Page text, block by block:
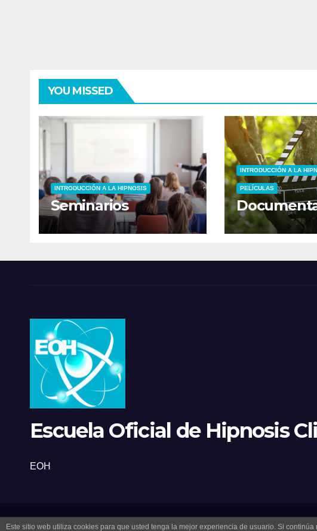
YOU MISSED
INTRODUCCIÓN A LA HIPNOSIS
Seminarios
INTRODUCCIÓN A LA
PELÍCULAS
Escuela Oficial de Hipnosis
EOH
Este sitio web utiliza cookies para que usted tenga la mejor experiencia de usuario. Si